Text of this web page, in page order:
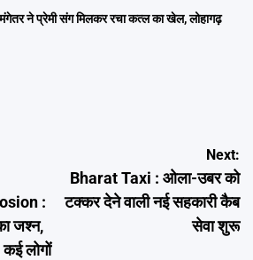
ने प्रेमी संग मिलकर रचा कत्ल का खेल, लोहागढ़
:
जश्न,
कई लोगों
Next:
Bharat Taxi : ओला-उबर को
टक्कर देने वाली नई सहकारी कैब
सेवा शुरू